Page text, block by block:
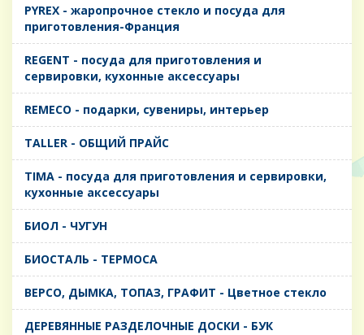
PYREX - жаропрочное стекло и посуда для
приготовления-Франция
REGENT - посуда для приготовления и
сервировки, кухонные аксессуары
REMECO - подарки, сувениры, интерьер
TALLER - ОБЩИЙ ПРАЙС
TIMA - посуда для приготовления и сервировки,
кухонные аксессуары
БИОЛ - ЧУГУН
БИОСТАЛЬ - ТЕРМОСА
ВЕРСО, ДЫМКА, ТОПАЗ, ГРАФИТ - Цветное стекло
ДЕРЕВЯННЫЕ РАЗДЕЛОЧНЫЕ ДОСКИ - БУК